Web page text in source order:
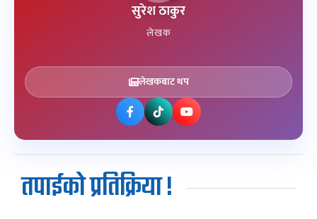
सुरेश ठाकुर
लेखक
लेखकबाट थप
तपाईको प्रतिक्रिया !